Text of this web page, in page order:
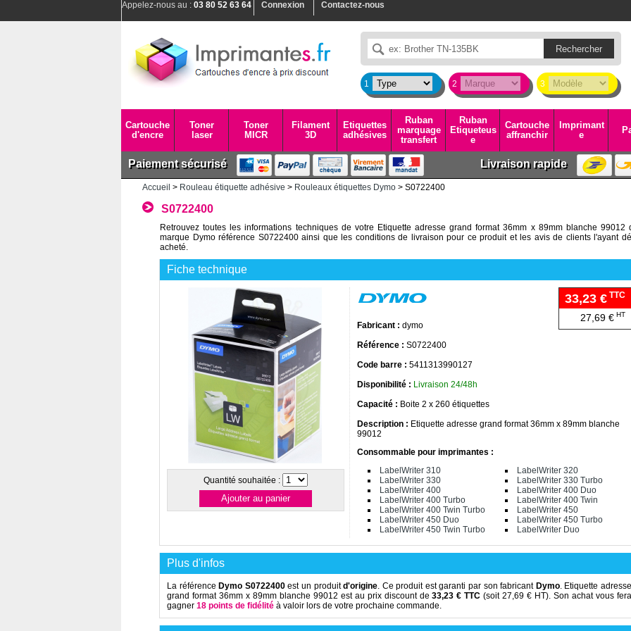
Appelez-nous au : 03 80 52 63 64 Connexion Contactez-nous
1 2 3
Cartouche
d'encre
Toner
laser
Toner
MICR
Filament
3D
Etiquettes
adhésives
Ruban
marquage
transfert
Ruban
Etiqueteus
e
Cartouche
affranchir
Imprimant
e
Paiement sécurisé Livraison rapide
Accueil > Rouleau étiquette adhésive > Rouleaux étiquettes Dymo > S0722400
S0722400
Retrouvez toutes les informations techniques de votre Etiquette adresse grand format 36mm x 89mm blanche 99012
marque Dymo référence S0722400 ainsi que les conditions de livraison pour ce produit et les avis de clients l'ayant
acheté.
Fiche technique
Quantité souhaitée :
33,23 € TTC
27,69 € HT
Fabricant : dymo
Référence : S0722400
Code barre : 5411313990127
Disponibilité : Livraison 24/48h
Capacité : Boite 2 x 260 étiquettes
Description : Etiquette adresse grand format 36mm x 89mm blanche
99012
Consommable pour imprimantes :
LabelWriter 310
LabelWriter 320
LabelWriter 330
LabelWriter 330 Turbo
LabelWriter 400
LabelWriter 400 Duo
LabelWriter 400 Turbo
LabelWriter 400 Twin
LabelWriter 400 Twin Turbo
LabelWriter 450
LabelWriter 450 Duo
LabelWriter 450 Turbo
LabelWriter 450 Twin Turbo
LabelWriter Duo
Plus d'infos
La référenceDymo S0722400est un produitd'origine . Ce produit est garanti par son fabricantDymo. Etiquette
grand format 36mm x 89mm blanche 99012 est au prix discount de33,23 € TTC (soit 27,69 € HT). Son achat vous
gagner 18 points de fidélité à valoir lors de votre prochaine commande.